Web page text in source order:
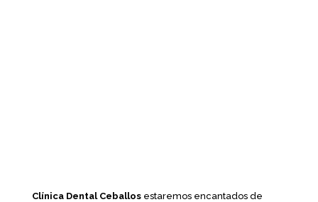
Clínica Dental Ceballosestaremos encantados de